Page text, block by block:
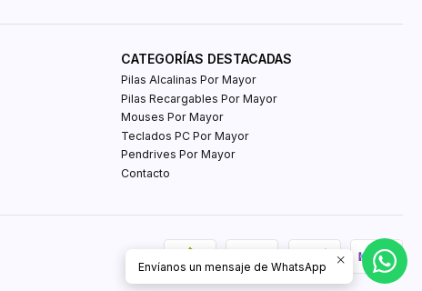
CATEGORÍAS DESTACADAS
Pilas Alcalinas Por Mayor
Pilas Recargables Por Mayor
Mouses Por Mayor
Teclados PC Por Mayor
Pendrives Por Mayor
Contacto
Envíanos un mensaje de WhatsApp